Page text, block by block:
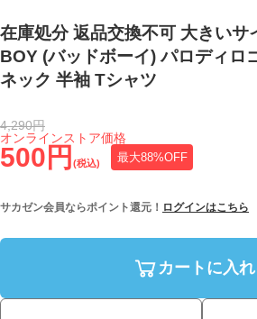
在庫処分 返品交換不可 大きいサ
BOY (バッドボーイ) パロディロ
ネック 半袖 Tシャツ
500円 (税込) 最大88%OFF
オンラインストア価格
4,290円
サカゼン会員ならポイント還元！ ログインはこちら
カートに入